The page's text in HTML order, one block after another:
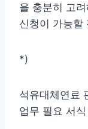
을 충분히 고
신청이 가능할
*)
석유대체연료
업무 필요 서